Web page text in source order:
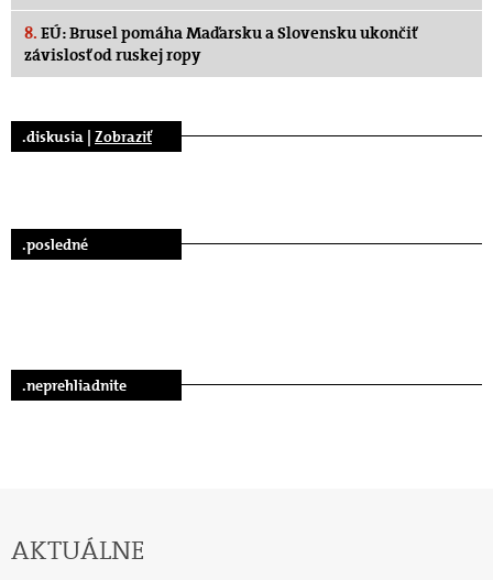
8. EÚ: Brusel pomáha Maďarsku a Slovensku ukončiť
závislosť od ruskej ropy
.diskusia | Zobraziť
.posledné
.neprehliadnite
AKTUÁLNE